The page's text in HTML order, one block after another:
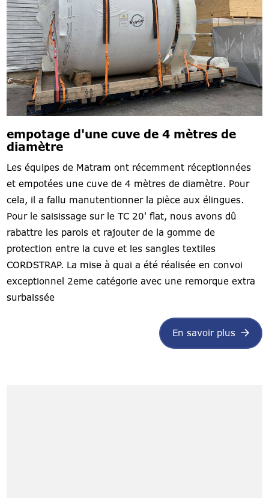
empotage d'une cuve de 4 mètres de
diamètre
Les équipes de Matram ont récemment réceptionnées
et empotées une cuve de 4 mètres de diamètre. Pour
cela, il a fallu manutentionner la pièce aux élingues.
Pour le saisissage sur le TC 20' flat, nous avons dû
rabattre les parois et rajouter de la gomme de
protection entre la cuve et les sangles textiles
CORDSTRAP. La mise à quai a été réalisée en convoi
exceptionnel 2eme catégorie avec une remorque extra
surbaissée
En savoir plus